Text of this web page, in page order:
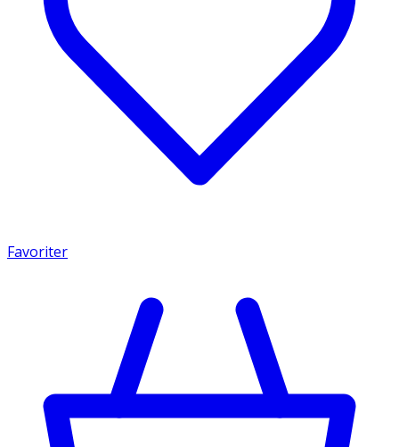
Favoriter